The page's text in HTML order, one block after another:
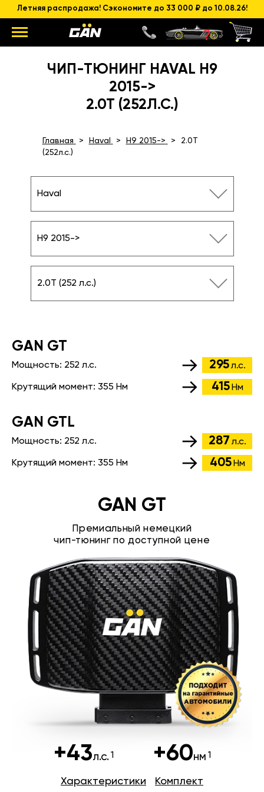
Летняя распродажа! Сэкономите до 33 000 ₽ до 10.08.26!
ЧИП-ТЮНИНГ HAVAL H9
2015->
2.0T (252Л.С.)
Главная Haval H9 2015->
2.0T
(252л.с.)
Haval
H9 2015->
2.0T (252 л.с.)
GАN GT
Мощность: 252 л.с. 295 л.с.
Крутящий момент: 355 Нм 415 Нм
GАN GTL
Мощность: 252 л.с. 287 л.с.
Крутящий момент: 355 Нм 405 Нм
GAN GT
Премиальный немецкий
чип-тюнинг по доступной цене
+43л.с. +60нм
Характеристики Комплект